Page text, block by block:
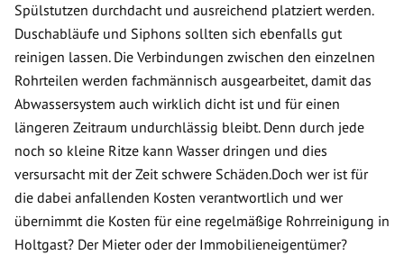
Spülstutzen durchdacht und ausreichend platziert werden.
Duschabläufe und Siphons sollten sich ebenfalls gut
reinigen lassen. Die Verbindungen zwischen den einzelnen
Rohrteilen werden fachmännisch ausgearbeitet, damit das
Abwassersystem auch wirklich dicht ist und für einen
längeren Zeitraum undurchlässig bleibt. Denn durch jede
noch so kleine Ritze kann Wasser dringen und dies
versursacht mit der Zeit schwere Schäden.Doch wer ist für
die dabei anfallenden Kosten verantwortlich und wer
übernimmt die Kosten für eine regelmäßige Rohrreinigung in
Holtgast? Der Mieter oder der Immobilieneigentümer?